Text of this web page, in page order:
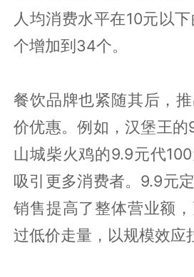
人均消费水平在10元以
个增加到34个。
餐饮品牌也紧随其后，
价优惠。例如，汉堡王的
山城柴火鸡的9.9元代
吸引更多消费者。9.9元
销售提高了整体营业额
过低价走量，以规模效应